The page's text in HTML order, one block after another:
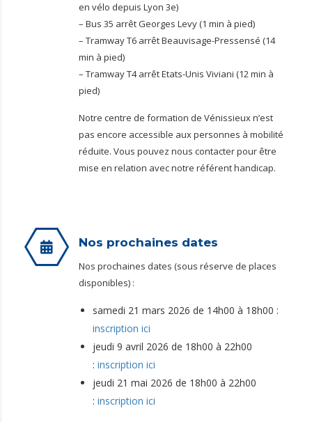
en vélo depuis Lyon 3e)
– Bus 35 arrêt Georges Levy (1 min à pied)
– Tramway T6 arrêt Beauvisage-Pressensé (14
min à pied)
– Tramway T4 arrêt Etats-Unis Viviani (12 min à
pied)
Notre centre de formation de Vénissieux n’est
pas encore accessible aux personnes à mobilité
réduite. Vous pouvez nous contacter pour être
mise en relation avec notre référent handicap.
Nos prochaines dates
Nos prochaines dates (sous réserve de places
disponibles) :
samedi 21 mars 2026 de 14h00 à 18h00 :
inscription ici
jeudi 9 avril 2026 de 18h00 à 22h00
: inscription ici
jeudi 21 mai 2026 de 18h00 à 22h00
: inscription ici